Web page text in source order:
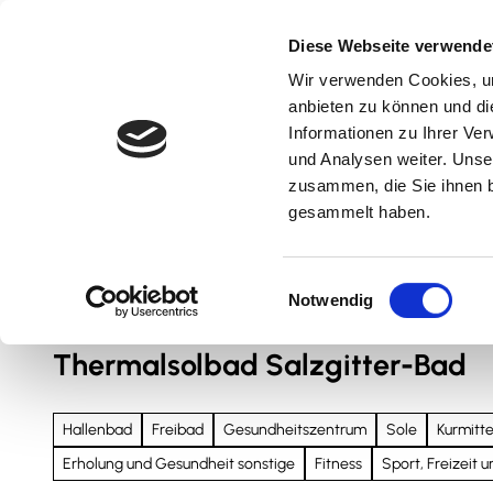
Diese Webseite
Wir verwenden Cookies,
anbieten zu können und
Informationen zu Ihrer
und Analysen weiter.
zusammen, die Sie ihnen
gesammelt haben.
i
w
l
l
i
Notwendig
Kultur & Erlebnis Kulinarik
Thermalsolbad Salzgitter-Bad
Hallenbad Freibad Gesundheitszentrum Sole
Erholung und Gesundheit sonstige
Fitness Sport, Freizeit